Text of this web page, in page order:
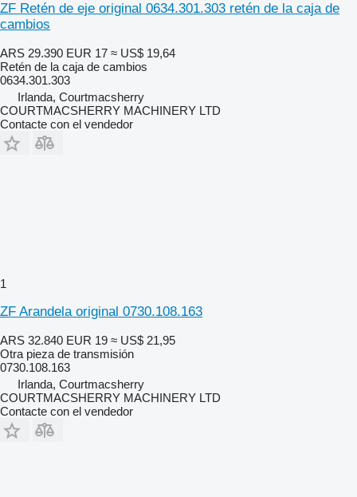
ZF Retén de eje original 0634.301.303 retén de la caja de
cambios
ARS 29.390 EUR 17 ≈ US$ 19,64
Retén de la caja de cambios
0634.301.303
Irlanda, Courtmacsherry
COURTMACSHERRY MACHINERY LTD
Contacte con el vendedor
1
ZF Arandela original 0730.108.163
ARS 32.840 EUR 19 ≈ US$ 21,95
Otra pieza de transmisión
0730.108.163
Irlanda, Courtmacsherry
COURTMACSHERRY MACHINERY LTD
Contacte con el vendedor